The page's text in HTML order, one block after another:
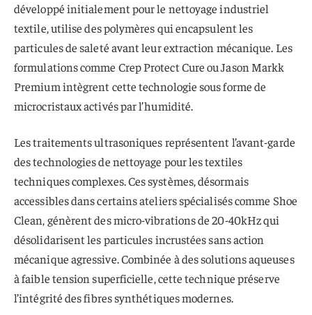
développé initialement pour le nettoyage industriel
textile, utilise des polymères qui encapsulent les
particules de saleté avant leur extraction mécanique. Les
formulations comme Crep Protect Cure ou Jason Markk
Premium intègrent cette technologie sous forme de
microcristaux activés par l’humidité.
Les traitements ultrasoniques représentent l’avant-garde
des technologies de nettoyage pour les textiles
techniques complexes. Ces systèmes, désormais
accessibles dans certains ateliers spécialisés comme Shoe
Clean, génèrent des micro-vibrations de 20-40kHz qui
désolidarisent les particules incrustées sans action
mécanique agressive. Combinée à des solutions aqueuses
à faible tension superficielle, cette technique préserve
l’intégrité des fibres synthétiques modernes.